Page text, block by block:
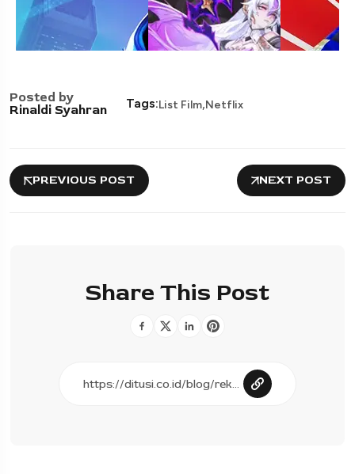
Posted by
Rinaldi Syahran
Tags:List Film,Netflix
PREVIOUS POST NEXT POST
Share This Post